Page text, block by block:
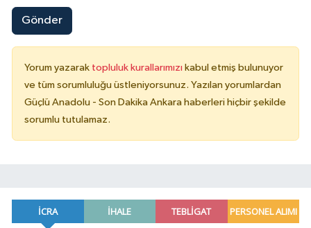
Gönder
Yorum yazarak topluluk kurallarımızı kabul etmiş bulunuyor
ve tüm sorumluluğu üstleniyorsunuz. Yazılan yorumlardan
Güçlü Anadolu - Son Dakika Ankara haberleri hiçbir şekilde
sorumlu tutulamaz.